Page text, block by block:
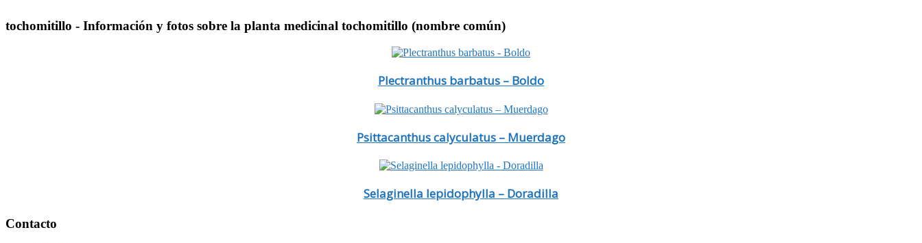
tochomitillo - Información y fotos sobre la planta medicinal tochomitillo (nombre común)
Plectranthus barbatus – Boldo
Psittacanthus calyculatus – Muerdago
Selaginella lepidophylla – Doradilla
Footer
Contacto